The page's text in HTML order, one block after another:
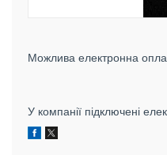
У компанії підключені